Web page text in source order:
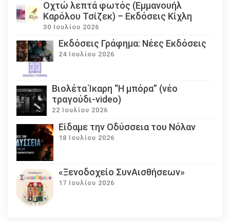
Οχτώ λεπτά φωτός (Εμμανουήλ
Καρόλου Τσίζεκ) – Εκδόσεις Κίχλη
30 Ιουλίου 2026
Εκδόσεις Γράφημα: Νέες Εκδόσεις
24 Ιουλίου 2026
Βιολέτα Ίκαρη “Η μπόρα” (νέο
τραγούδι-video)
22 Ιουλίου 2026
Eίδαμε την Οδύσσεια του Νόλαν
18 Ιουλίου 2026
«Ξενοδοχείο ΣυνΑισθήσεων»
17 Ιουλίου 2026